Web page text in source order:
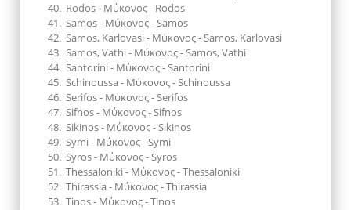
Rodos - Μύκονος - Rodos
Samos - Μύκονος - Samos
Samos, Karlovasi - Μύκονος - Samos, Karlovasi
Samos, Vathi - Μύκονος - Samos, Vathi
Santorini - Μύκονος - Santorini
Schinoussa - Μύκονος - Schinoussa
Serifos - Μύκονος - Serifos
Sifnos - Μύκονος - Sifnos
Sikinos - Μύκονος - Sikinos
Symi - Μύκονος - Symi
Syros - Μύκονος - Syros
Thessaloniki - Μύκονος - Thessaloniki
Thirassia - Μύκονος - Thirassia
Tinos - Μύκονος - Tinos